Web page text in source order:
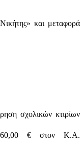
και μεταφορά
σχολικών κτιρίων
€ στον Κ.Α.